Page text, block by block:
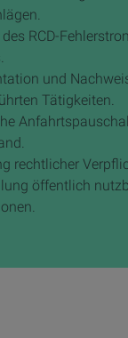
RCD-
und
Tätigkeiten.
rechtlicher
öffentlich